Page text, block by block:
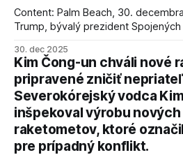
Content: Palm Beach, 30.
Trump, bývalý prezident
kľúčové pre úspešné dosiahnutie
AFP informuje, že Trump vyjadril
podmienky dohody o prí
30. dec 2025
Kim Čong-un chváli nové
pripravené zničiť
Severokórejský vodca
inšpekoval výrobu
raketometov, ktoré
pre prípadný konflikt.